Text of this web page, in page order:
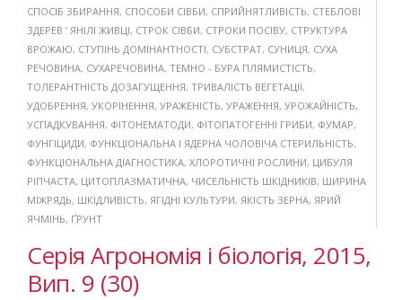
СПОСІБ ЗБИРАННЯ, СПОСОБИ СІВБИ, СПРИЙНЯТЛИВІСТЬ, СТЕБЛОВІ
ЗДЕРЕВ ’ ЯНІЛІ ЖИВЦІ, СТРОК СІВБИ, СТРОКИ ПОСІВУ, СТРУКТУРА
ВРОЖАЮ, СТУПІНЬ ДОМІНАНТНОСТІ, СУБСТРАТ, СУНИЦЯ, СУХА
РЕЧОВИНА, СУХАРЕЧОВИНА, ТЕМНО - БУРА ПЛЯМИСТІСТЬ,
ТОЛЕРАНТНІСТЬ ДОЗАГУЩЕННЯ, ТРИВАЛІСТЬ ВЕГЕТАЦІЇ,
УДОБРЕННЯ, УКОРІНЕННЯ, УРАЖЕНІСТЬ, УРАЖЕННЯ, УРОЖАЙНІСТЬ,
УСПАДКУВАННЯ, ФІТОНЕМАТОДИ, ФІТОПАТОГЕННІ ГРИБИ, ФУМАР,
ФУНГІЦИДИ, ФУНКЦІОНАЛЬНА І ЯДЕРНА ЧОЛОВІЧА СТЕРИЛЬНІСТЬ,
ФУНКЦІОНАЛЬНА ДІАГНОСТИКА, ХЛОРОТИЧНІ РОСЛИНИ, ЦИБУЛЯ
РІПЧАСТА, ЦИТОПЛАЗМАТИЧНА, ЧИСЕЛЬНІСТЬ ШКІДНИКІВ, ШИРИНА
МІЖРЯДЬ, ШКІДЛИВІСТЬ, ЯГІДНІ КУЛЬТУРИ, ЯКІСТЬ ЗЕРНА, ЯРИЙ
ЯЧМІНЬ, ҐРУНТ
Серія Агрономія і біологія, 2015,
Вип. 9 (30)